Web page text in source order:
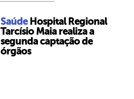
Saúde Hospital Regional
Tarcísio Maia realiza a
segunda captação de
órgãos